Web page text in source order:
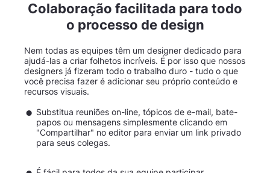
Colaboração facilitada para todo
o processo de design
Nem todas as equipes têm um designer dedicado para
ajudá-las a criar folhetos incríveis. É por isso que nossos
designers já fizeram todo o trabalho duro - tudo o que
você precisa fazer é adicionar seu próprio conteúdo e
recursos visuais.
Substitua reuniões on-line, tópicos de e-mail, bate-
papos ou mensagens simplesmente clicando em
"Compartilhar" no editor para enviar um link privado
para seus colegas.